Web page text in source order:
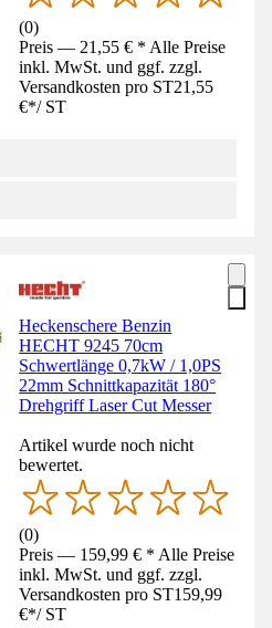
(0)
Preis — 21,55 € * Alle Preise
inkl. MwSt. und ggf. zzgl.
Versandkosten pro ST21,55
€*/ ST
Heckenschere Benzin
HECHT 9245 70cm
Schwertlänge 0,7kW / 1,0PS
22mm Schnittkapazität 180°
Drehgriff Laser Cut Messer
Artikel wurde noch nicht
bewertet.
(0)
Preis — 159,99 € * Alle Preise
inkl. MwSt. und ggf. zzgl.
Versandkosten pro ST159,99
€*/ ST